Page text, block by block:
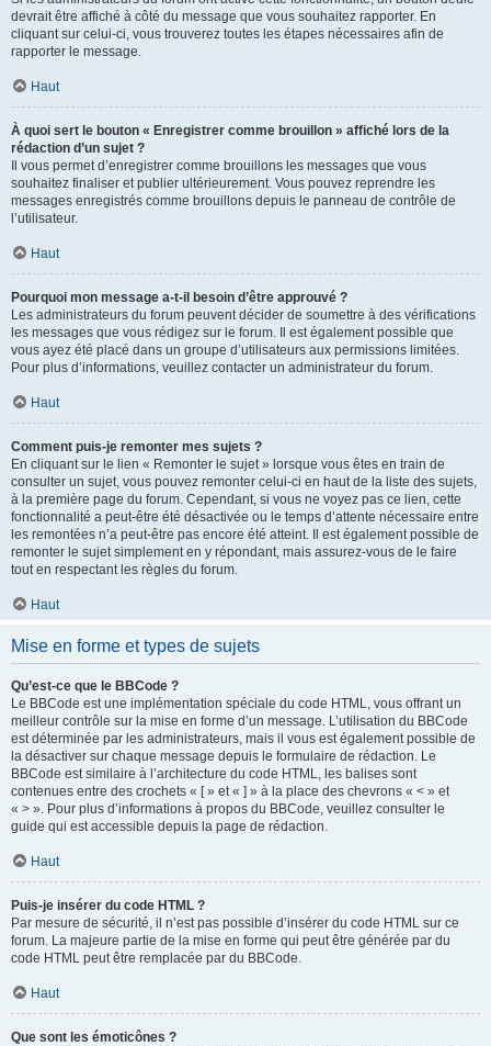
devrait être affiché à côté du message que vous souhaitez rapporter. En
cliquant sur celui-ci, vous trouverez toutes les étapes nécessaires afin de
rapporter le message.
Haut
À quoi sert le bouton « Enregistrer comme brouillon » affiché lors de la
rédaction d’un sujet ?
Il vous permet d’enregistrer comme brouillons les messages que vous
souhaitez finaliser et publier ultérieurement. Vous pouvez reprendre les
messages enregistrés comme brouillons depuis le panneau de contrôle de
l’utilisateur.
Haut
Pourquoi mon message a-t-il besoin d’être approuvé ?
Les administrateurs du forum peuvent décider de soumettre à des vérifications
les messages que vous rédigez sur le forum. Il est également possible que
vous ayez été placé dans un groupe d’utilisateurs aux permissions limitées.
Pour plus d’informations, veuillez contacter un administrateur du forum.
Haut
Comment puis-je remonter mes sujets ?
En cliquant sur le lien « Remonter le sujet » lorsque vous êtes en train de
consulter un sujet, vous pouvez remonter celui-ci en haut de la liste des sujets,
à la première page du forum. Cependant, si vous ne voyez pas ce lien, cette
fonctionnalité a peut-être été désactivée ou le temps d’attente nécessaire entre
les remontées n’a peut-être pas encore été atteint. Il est également possible de
remonter le sujet simplement en y répondant, mais assurez-vous de le faire
tout en respectant les règles du forum.
Haut
Mise en forme et types de sujets
Qu’est-ce que le BBCode ?
Le BBCode est une implémentation spéciale du code HTML, vous offrant un
meilleur contrôle sur la mise en forme d’un message. L’utilisation du BBCode
est déterminée par les administrateurs, mais il vous est également possible de
la désactiver sur chaque message depuis le formulaire de rédaction. Le
BBCode est similaire à l’architecture du code HTML, les balises sont
contenues entre des crochets « [ » et « ] » à la place des chevrons « < » et
« > ». Pour plus d’informations à propos du BBCode, veuillez consulter le
guide qui est accessible depuis la page de rédaction.
Haut
Puis-je insérer du code HTML ?
Par mesure de sécurité, il n’est pas possible d’insérer du code HTML sur ce
forum. La majeure partie de la mise en forme qui peut être générée par du
code HTML peut être remplacée par du BBCode.
Haut
Que sont les émoticônes ?